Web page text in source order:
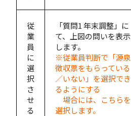
従
業
員
に
選
択
さ
せ
る
「質問1 年末調整」に
て、上図の問いを表示
します。
※従業員判断で「源泉
徴収票をもらっている
／いない」を選択でき
るようにする
場合には、こちらを
選択します。